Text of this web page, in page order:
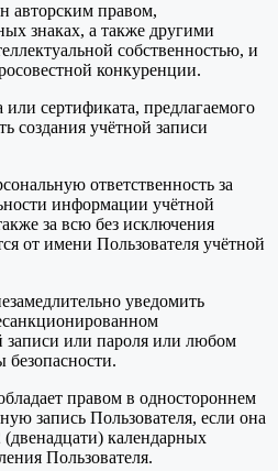
авторским правом,
знаках, а также другими
собственностью, и
конкуренции.
сертификата, предлагаемого
создания учётной записи
ответственность за
информации учётной
за всю без исключения
от имени Пользователя учётной
уведомить
записи или пароля или любом
правом в одностороннем
запись Пользователя, если она
(двенадцати) календарных
Пользователя.